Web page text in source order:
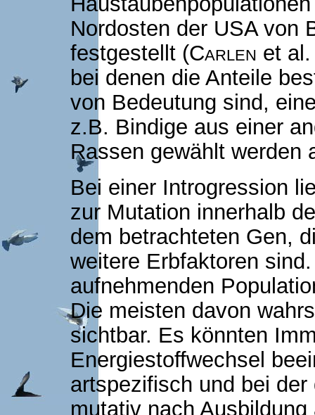
Nordosten der USA von
festgestellt (Carlen et al.
bei denen die Anteile
von Bedeutung sind,
z.B. Bindige aus einer
Rassen gewählt werden
Bei einer Introgression
zur Mutation innerhalb
dem betrachteten Gen,
weitere Erbfaktoren
aufnehmenden
Die meisten davon
sichtbar. Es könnten
Energiestoffwechsel
artspezifisch und bei
mutativ nach